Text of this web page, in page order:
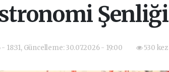
18:31, Güncelleme: 30.07.2026 - 19:00 530